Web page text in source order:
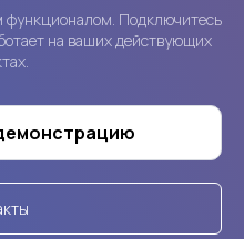
функционалом. Подключитесь
на ваших действующих